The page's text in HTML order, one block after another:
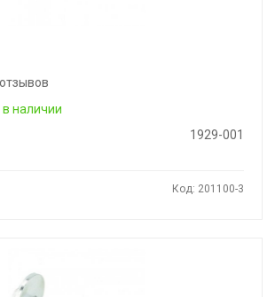
в наличии
1929-001
Код: 201100-3